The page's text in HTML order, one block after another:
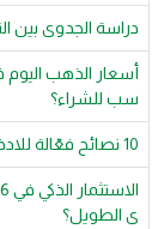
دراسة الجدوى بين
سب للشراء؟
10 نصائح فعّالة للادخار وإدارة المال بطريقة ذكية
ى الطويل؟